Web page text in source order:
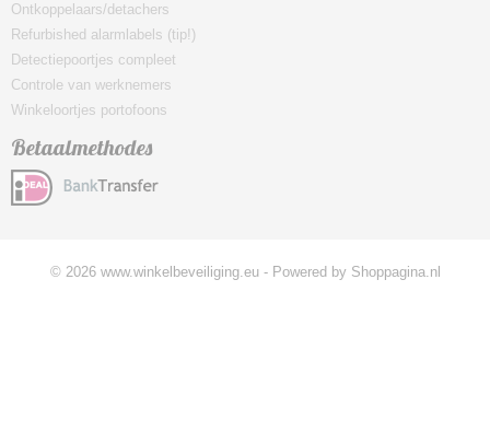
Ontkoppelaars/detachers
Refurbished alarmlabels (tip!)
Detectiepoortjes compleet
Controle van werknemers
Winkeloortjes portofoons
Betaalmethodes
© 2026 www.winkelbeveiliging.eu - Powered by Shoppagina.nl